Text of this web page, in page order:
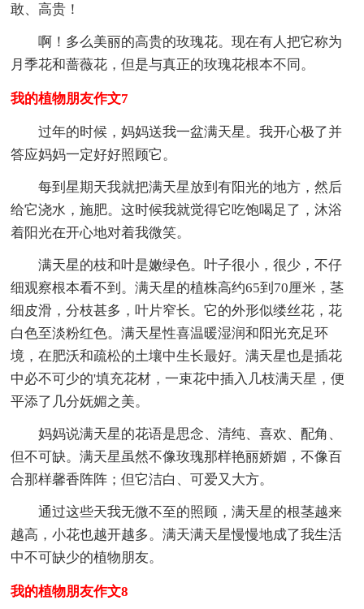
敢、高贵！
啊！多么美丽的高贵的玫瑰花。现在有人把它称为
月季花和蔷薇花，但是与真正的玫瑰花根本不同。
我的植物朋友作文7
过年的时候，妈妈送我一盆满天星。我开心极了并
答应妈妈一定好好照顾它。
每到星期天我就把满天星放到有阳光的地方，然后
给它浇水，施肥。这时候我就觉得它吃饱喝足了，沐浴
着阳光在开心地对着我微笑。
满天星的枝和叶是嫩绿色。叶子很小，很少，不仔
细观察根本看不到。满天星的植株高约65到70厘米，茎
细皮滑，分枝甚多，叶片窄长。它的外形似缕丝花，花
白色至淡粉红色。满天星性喜温暖湿润和阳光充足环
境，在肥沃和疏松的土壤中生长最好。满天星也是插花
中必不可少的'填充花材，一束花中插入几枝满天星，便
平添了几分妩媚之美。
妈妈说满天星的花语是思念、清纯、喜欢、配角、
但不可缺。满天星虽然不像玫瑰那样艳丽娇媚，不像百
合那样馨香阵阵；但它洁白、可爱又大方。
通过这些天我无微不至的照顾，满天星的根茎越来
越高，小花也越开越多。满天满天星慢慢地成了我生活
中不可缺少的植物朋友。
我的植物朋友作文8